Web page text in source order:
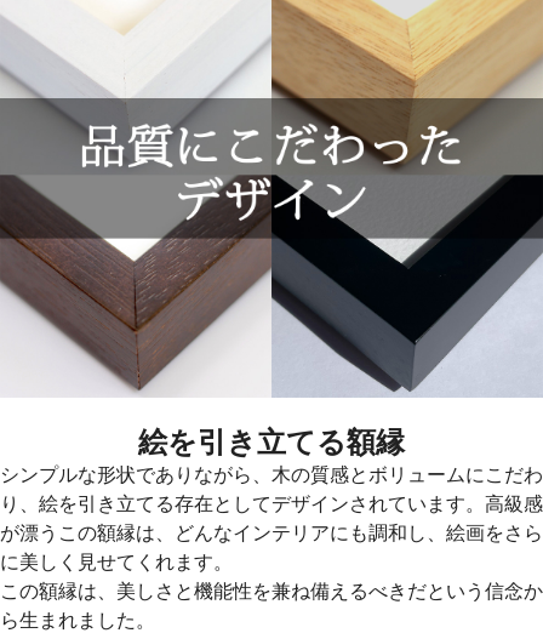
絵を引き立てる額縁
シンプルな形状でありながら、木の質感とボリュームにこだわ
り、絵を引き立てる存在としてデザインされています。高級感
が漂うこの額縁は、どんなインテリアにも調和し、絵画をさら
に美しく見せてくれます。
この額縁は、美しさと機能性を兼ね備えるべきだという信念か
ら生まれました。